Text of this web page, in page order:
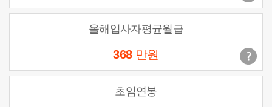
올해입사자평균월급
368 만원
초임연봉